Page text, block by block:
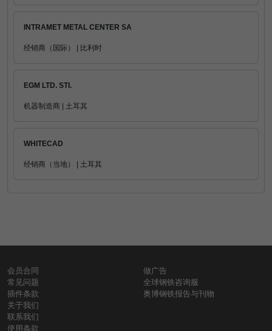
INTRAMET METAL CENTER SA
经销商（国际） | 比利时
EGM LTD. STI.
机器制造商 | 土耳其
WHITECAD
经销商（当地） | 土耳其
会员合同
常见问题
插件条款
关于我们
联系我们
使用条款
做广告
全球钢铁咨询服
奥博钢铁报告与刊物